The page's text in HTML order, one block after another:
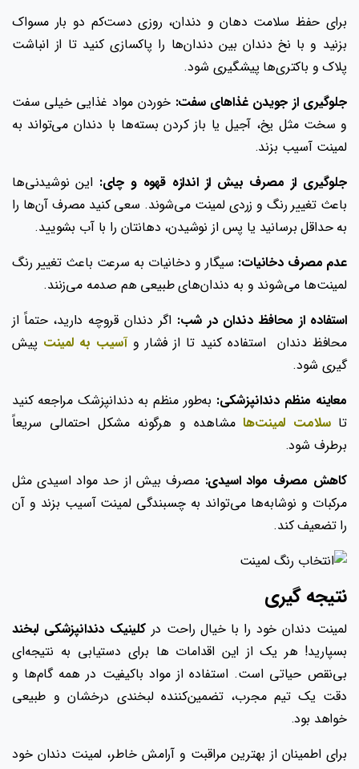
برای حفظ سلامت دهان و دندان، روزی دست‌کم دو بار مسواک
بزنید و با نخ دندان بین دندان‌ها را پاکسازی کنید تا از انباشت
پلاک و باکتری‌ها پیشگیری شود.
جلوگیری از جویدن غذاهای سفت: خوردن مواد غذایی خیلی سفت
و سخت مثل یخ، آجیل یا باز کردن بسته‌ها با دندان می‌تواند به
لمینت آسیب بزند.
جلوگیری از مصرف بیش از اندازه قهوه و چای: این نوشیدنی‌ها
باعث تغییر رنگ و زردی لمینت می‌شوند. سعی کنید مصرف آن‌ها را
به حداقل برسانید یا پس از نوشیدن، دهانتان را با آب بشویید.
عدم مصرف دخانیات: سیگار و دخانیات به سرعت باعث تغییر رنگ
لمینت‌ها می‌شوند و به دندان‌های طبیعی هم صدمه می‌زنند.
استفاده از محافظ دندان در شب: اگر دندان قروچه دارید، حتماً از
محافظ دندان استفاده کنید تا از فشار وآسیب به لمینت پیش
گیری شود.
معاینه منظم دندانپزشکی: به‌طور منظم به دندانپزشک مراجعه کنید
تاسلامت لمینت‌هامشاهده و هرگونه مشکل احتمالی سریعاً
برطرف شود.
کاهش مصرف مواد اسیدی: مصرف بیش از حد مواد اسیدی مثل
مرکبات و نوشابه‌ها می‌تواند به چسبندگی لمینت آسیب بزند و آن
را تضعیف کند.
نتیجه گیری
لمینت دندان خود را با خیال راحت درکلینیک دندانپزشکی لبخند
بسپارید! هر یک از این اقدامات ها برای دستیابی به نتیجه‌ای
بی‌نقص حیاتی است. استفاده از مواد باکیفیت در همه گام‌ها و
دقت یک تیم مجرب، تضمین‌کننده لبخندی درخشان و طبیعی
خواهد بود.
برای اطمینان از بهترین مراقبت و آرامش خاطر، لمینت دندان خود